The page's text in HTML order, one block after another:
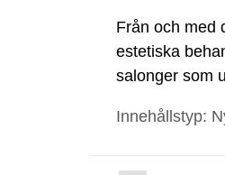
Från och med
estetiska
salonger som
Innehållstyp: